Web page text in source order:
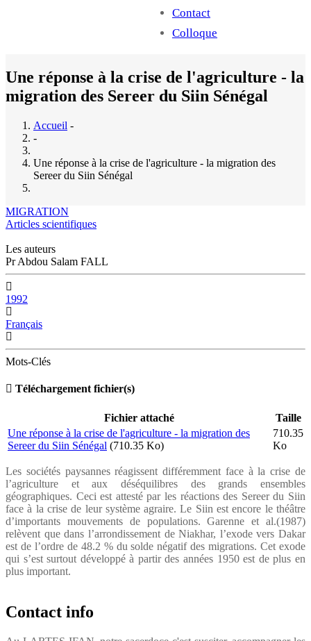
Contact
Colloque
Une réponse à la crise de l'agriculture - la
migration des Sereer du Siin Sénégal
Accueil -
-
Une réponse à la crise de l'agriculture - la migration des
Sereer du Siin Sénégal
MIGRATION
Articles scientifiques
Les auteurs
Pr Abdou Salam FALL
1992
Français
Mots-Clés
Téléchargement fichier(s)
Fichier attaché
Taille
Une réponse à la crise de l'agriculture - la migration des
Sereer du Siin Sénégal (710.35 Ko)
710.35
Ko
Les sociétés paysannes réagissent différemment face à la crise de
l’agriculture et aux déséquilibres des grands ensembles
géographiques. Ceci est attesté par les réactions des Sereer du Siin
face à la crise de leur système agraire. Le Siin est encore le théâtre
d’importants mouvements de populations. Garenne et al.(1987)
relèvent que dans l’arrondissement de Niakhar, l’exode vers Dakar
est de l’ordre de 48.2 % du solde négatif des migrations. Cet exode
qui s’est surtout développé à partir des années 1950 est de plus en
plus important.
Contact info